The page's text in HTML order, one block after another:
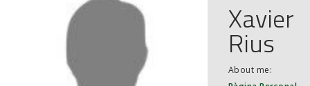
NOTÍCIES
Xavier
Rius
About me: